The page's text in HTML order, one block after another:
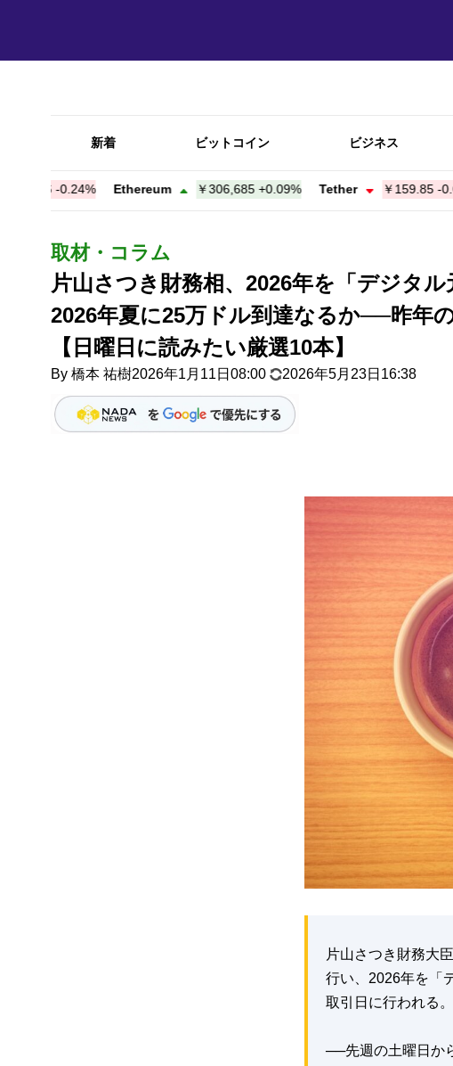
新着 ビットコイン ビジネス
Ethereum ￥306,685+0.09% Tether ￥159.85-0.01%
取材・コラム
片山さつき財務相、2026年を「デジタ
2026年夏に25万ドル到達なるか──昨年
【日曜日に読みたい厳選10本】
By 橋本 祐樹2026年1月11日08:00 2026年5月23日16:38
片山さつき財務大
行い、2026年を「
取引日に行われる。
──先週の土曜日か